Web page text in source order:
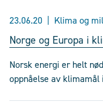
23.06.20 Klima og
Norge og Europa i
Norsk energi er helt
oppnåelse av klimamål